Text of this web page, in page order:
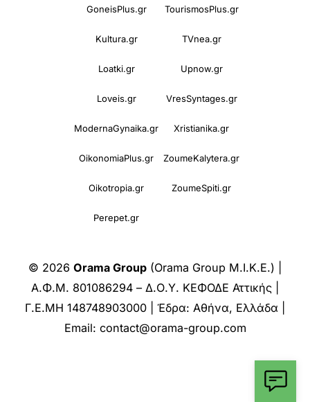
GoneisPlus.gr TourismosPlus.gr
Kultura.gr TVnea.gr
Loatki.gr Upnow.gr
Loveis.gr VresSyntages.gr
ModernaGynaika.gr Xristianika.gr
OikonomiaPlus.gr ZoumeKalytera.gr
Oikotropia.gr ZoumeSpiti.gr
Perepet.gr
© 2026 Orama Group (Orama Group Μ.Ι.Κ.Ε.) |
Α.Φ.Μ. 801086294 – Δ.Ο.Υ. ΚΕΦΟΔΕ Αττικής |
Γ.Ε.ΜΗ 148748903000 | Έδρα: Αθήνα, Ελλάδα |
Email: contact@orama-group.com